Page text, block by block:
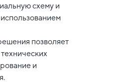
схему и
позволяет
и